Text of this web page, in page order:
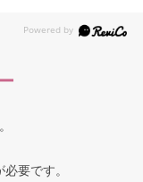
必要です。